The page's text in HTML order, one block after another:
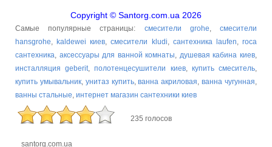
Copyright © Santorg.com.ua 2026
Самые популярные страницы: смесители grohe,смесители
hansgrohe, kaldewei киев,смесители kludi, сантехника laufen,roca
сантехника, аксессуары для ванной комнаты, душевая кабина киев,
инсталляция geberit,полотенцесушители киев, купить смеситель,
купить умывальник, унитаз купить,ванна акриловая,ванна чугунная,
ванны стальные, интернет магазин сантехники киев
235 голосов
santorg.com.ua